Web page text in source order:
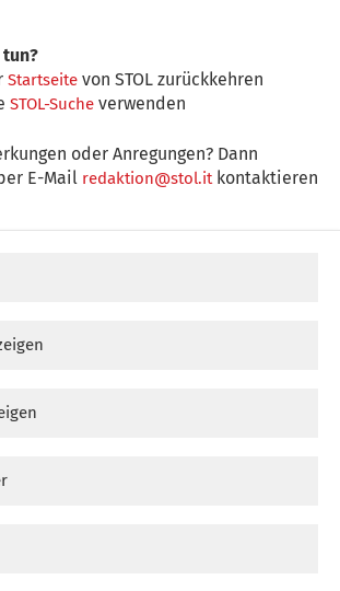
tun?
Startseite von STOL zurückkehren
STOL-Suche verwenden
oder Anregungen? Dann
E-Mail redaktion@stol.itkontaktieren